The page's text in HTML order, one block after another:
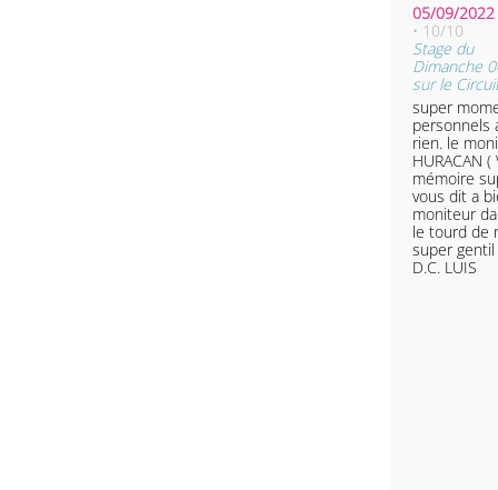
05/09/
• 10/10
Stage du
Dimanche
sur le
super
personnels
rien. le moniteur dans la
HURACAN
mémoire
vous dit a bientôt. ( le
moniteur
le tourd de
super gentil .
D.C. LUIS